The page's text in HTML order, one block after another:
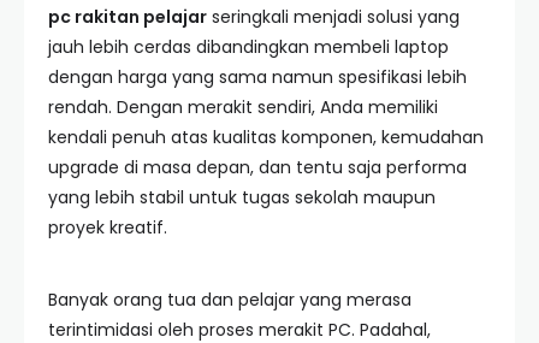
pc rakitan pelajar seringkali menjadi solusi yang
jauh lebih cerdas dibandingkan membeli laptop
dengan harga yang sama namun spesifikasi lebih
rendah. Dengan merakit sendiri, Anda memiliki
kendali penuh atas kualitas komponen, kemudahan
upgrade di masa depan, dan tentu saja performa
yang lebih stabil untuk tugas sekolah maupun
proyek kreatif.
Banyak orang tua dan pelajar yang merasa
terintimidasi oleh proses merakit PC. Padahal,